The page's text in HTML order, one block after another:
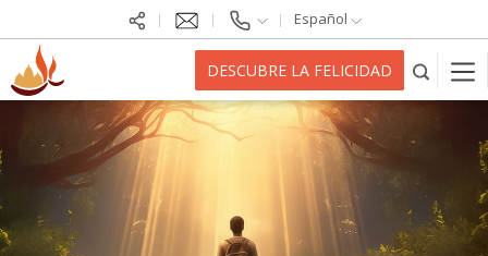
Español
DESCUBRE LA FELICIDAD